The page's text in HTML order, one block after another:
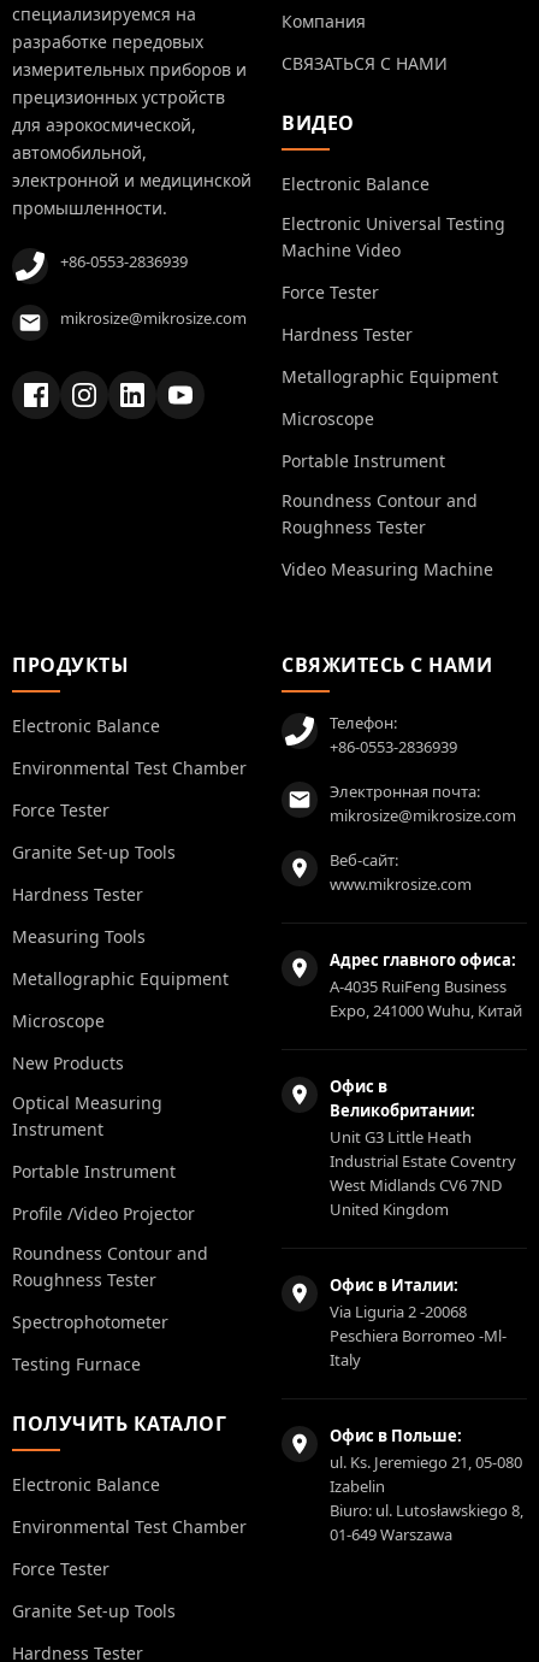
специализируемся на
разработке передовых
измерительных приборов и
прецизионных устройств
для аэрокосмической,
автомобильной,
электронной и медицинской
промышленности.
+86-0553-2836939
mikrosize@mikrosize.com
Компания
СВЯЗАТЬСЯ С НАМИ
ВИДЕО
Electronic Balance
Electronic Universal Testing
Machine Video
Force Tester
Hardness Tester
Metallographic Equipment
Microscope
Portable Instrument
Roundness Contour and
Roughness Tester
Video Measuring Machine
ПРОДУКТЫ
Electronic Balance
Environmental Test Chamber
Force Tester
Granite Set-up Tools
Hardness Tester
Measuring Tools
Metallographic Equipment
Microscope
New Products
Optical Measuring
Instrument
Portable Instrument
Profile /Video Projector
Roundness Contour and
Roughness Tester
Spectrophotometer
Testing Furnace
ПОЛУЧИТЬ КАТАЛОГ
Electronic Balance
Environmental Test Chamber
Force Tester
Granite Set-up Tools
Hardness Tester
СВЯЖИТЕСЬ С НАМИ
Телефон:
+86-0553-2836939
Электронная почта:
mikrosize@mikrosize.com
Веб-сайт:
www.mikrosize.com
Адрес главного офиса:
A-4035 RuiFeng Business
Expo, 241000 Wuhu, Китай
Офис в
Великобритании:
Unit G3 Little Heath
Industrial Estate Coventry
West Midlands CV6 7ND
United Kingdom
Офис в Италии:
Via Liguria 2 -20068
Peschiera Borromeo -Ml-
Italy
Офис в Польше:
ul. Ks. Jeremiego 21, 05-080
Izabelin
Biuro: ul. Lutosławskiego 8,
01-649 Warszawa